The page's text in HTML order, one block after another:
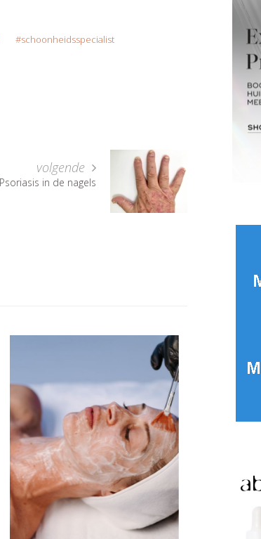
schoonheidsspecialist
volgende
Psoriasis in de nagels